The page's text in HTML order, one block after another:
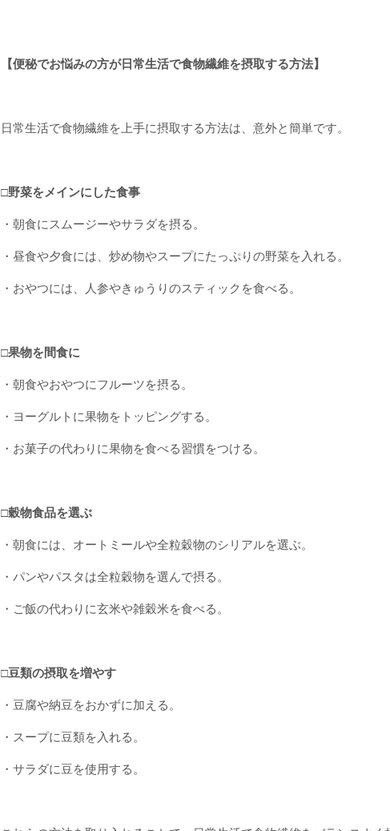
【便秘でお悩みの方が日常生活で食物繊維を摂取する方法】
日常生活で食物繊維を上手に摂取する方法は、意外と簡単です。
□野菜をメインにした食事
・朝食にスムージーやサラダを摂る。
・昼食や夕食には、炒め物やスープにたっぷりの野菜を入れる。
・おやつには、人参やきゅうりのスティックを食べる。
□果物を間食に
・朝食やおやつにフルーツを摂る。
・ヨーグルトに果物をトッピングする。
・お菓子の代わりに果物を食べる習慣をつける。
□穀物食品を選ぶ
・朝食には、オートミールや全粒穀物のシリアルを選ぶ。
・パンやパスタは全粒穀物を選んで摂る。
・ご飯の代わりに玄米や雑穀米を食べる。
□豆類の摂取を増やす
・豆腐や納豆をおかずに加える。
・スープに豆類を入れる。
・サラダに豆を使用する。